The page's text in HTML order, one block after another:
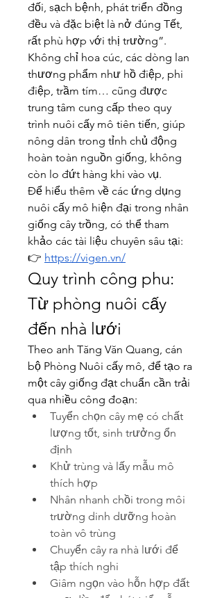
đối, sạch bệnh, phát triển đồng
đều và đặc biệt là nở đúng Tết,
rất phù hợp với thị trường”.
Không chỉ hoa cúc, các dòng lan
thương phẩm như hồ điệp, phi
điệp, trầm tím… cũng được
trung tâm cung cấp theo quy
trình nuôi cấy mô tiên tiến, giúp
nông dân trong tỉnh chủ động
hoàn toàn nguồn giống, không
còn lo đứt hàng khi vào vụ.
Để hiểu thêm về các ứng dụng
nuôi cấy mô hiện đại trong nhân
giống cây trồng, có thể tham
khảo các tài liệu chuyên sâu tại:
👉 https://vigen.vn/
Quy trình công phu:
Từ phòng nuôi cấy
đến nhà lưới
Theo anh Tăng Văn Quang, cán
bộ Phòng Nuôi cấy mô, để tạo ra
một cây giống đạt chuẩn cần trải
qua nhiều công đoạn:
Tuyển chọn cây mẹ có chất
lượng tốt, sinh trưởng ổn
định
Khử trùng và lấy mẫu mô
thích hợp
Nhân nhanh chồi trong môi
trường dinh dưỡng hoàn
toàn vô trùng
Chuyển cây ra nhà lưới để
tập thích nghi
Giâm ngọn vào hỗn hợp đất